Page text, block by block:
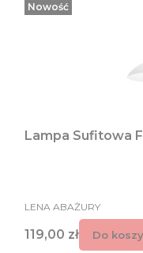
Nowość
Lampa Sufitowa
PRODUCENT
LENA ABAŻURY
Cena
119,00 zł Do